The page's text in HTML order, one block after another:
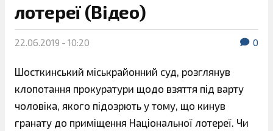
лотереї (Відео)
22.06.2019 - 10:20 0
Шосткинський міськрайонний суд, розглянув
клопотання прокуратури щодо взяття під варту
чоловіка, якого підозрють у тому, що кинув
гранату до приміщення Національної лотереї. Чи